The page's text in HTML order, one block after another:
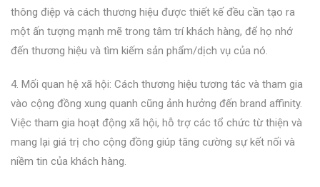
thông điệp và cách thương hiệu được thiết kế đều cần tạo ra
một ấn tượng mạnh mẽ trong tâm trí khách hàng, để họ nhớ
đến thương hiệu và tìm kiếm sản phẩm/dịch vụ của nó.
4. Mối quan hệ xã hội: Cách thương hiệu tương tác và tham gia
vào cộng đồng xung quanh cũng ảnh hưởng đến brand affinity.
Việc tham gia hoạt động xã hội, hỗ trợ các tổ chức từ thiện và
mang lại giá trị cho cộng đồng giúp tăng cường sự kết nối và
niềm tin của khách hàng.